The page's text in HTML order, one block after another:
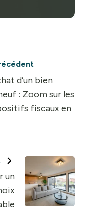
d’un bien
: Zoom sur les
fiscaux en
un